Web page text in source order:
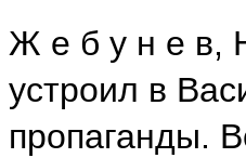
Ж е б у н е в,
устроил в
пропаганды.